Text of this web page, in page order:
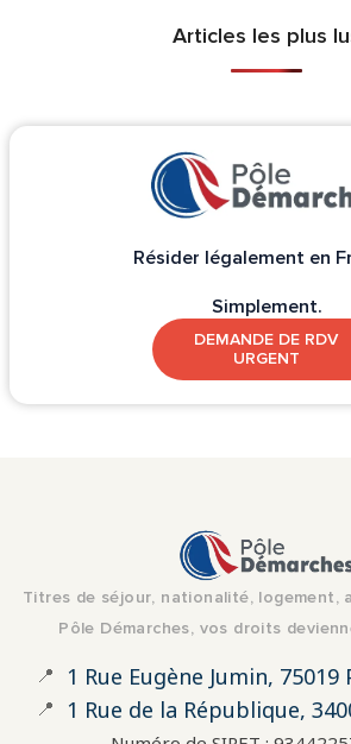
Articles les plus
Résider légalement en
Simplement.
DEMANDE DE RDV
URGENT
Titres de séjour, nationalité, logement,
Pôle Démarches, vos droits
📍 1 Rue Eugène Jumin, 75019
📍 1 Rue de la République,